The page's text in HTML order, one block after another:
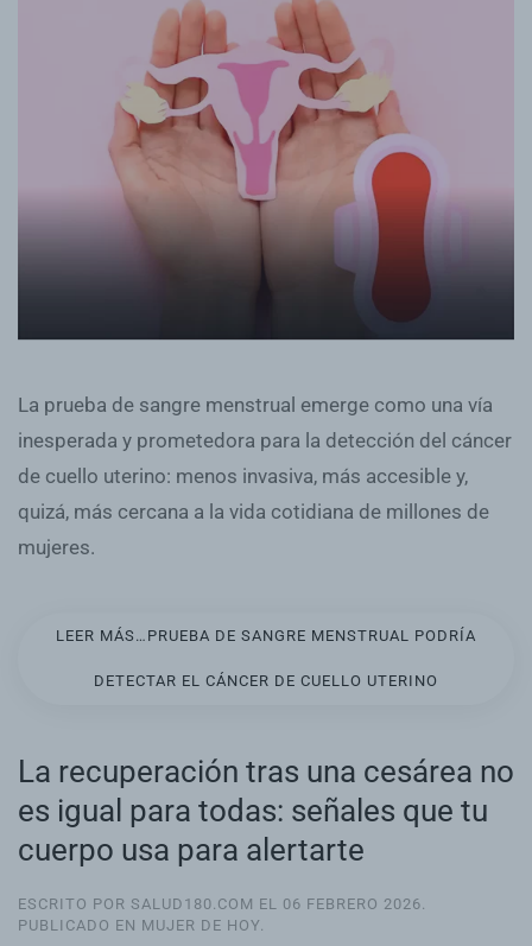
La prueba de sangre menstrual emerge como una vía
inesperada y prometedora para la detección del cáncer
de cuello uterino: menos invasiva, más accesible y,
quizá, más cercana a la vida cotidiana de millones de
mujeres.
LEER MÁS…PRUEBA DE SANGRE MENSTRUAL PODRÍA
DETECTAR EL CÁNCER DE CUELLO UTERINO
La recuperación tras una cesárea no
es igual para todas: señales que tu
cuerpo usa para alertarte
ESCRITO POR SALUD180.COM EL 06 FEBRERO 2026.
PUBLICADO EN MUJER DE HOY.